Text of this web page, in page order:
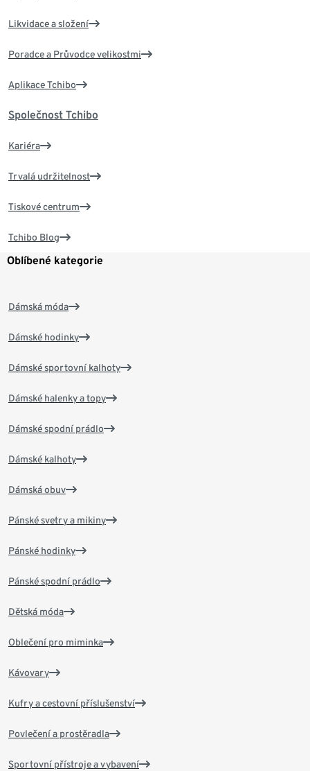
Likvidace a složení
Poradce a Průvodce velikostmi
Aplikace Tchibo
Společnost Tchibo
Kariéra
Trvalá udržitelnost
Tiskové centrum
Tchibo Blog
Oblíbené kategorie
Dámská móda
Dámské hodinky
Dámské sportovní kalhoty
Dámské halenky a topy
Dámské spodní prádlo
Dámské kalhoty
Dámská obuv
Pánské svetry a mikiny
Pánské hodinky
Pánské spodní prádlo
Dětská móda
Oblečení pro miminka
Kávovary
Kufry a cestovní příslušenství
Povlečení a prostěradla
Sportovní přístroje a vybavení